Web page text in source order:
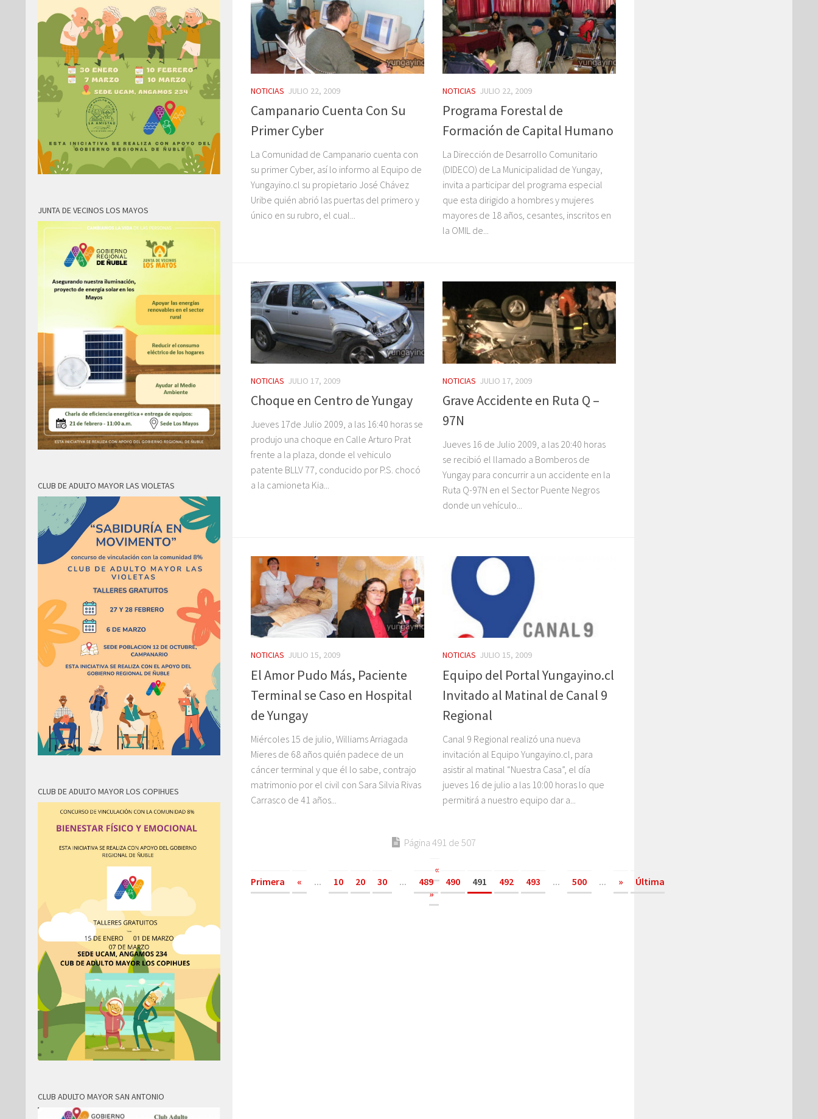
NOTICIAS JULIO 22, 2009
Campanario Cuenta Con Su
Primer Cyber
La Comunidad de Campanario cuenta con
su primer Cyber, así lo informo al Equipo de
Yungayino.cl su propietario José Chávez
Uribe quién abrió las puertas del primero y
único en su rubro, el cual...
NOTICIAS JULIO 22, 2009
Programa Forestal de
Formación de Capital Humano
La Dirección de Desarrollo Comunitario
(DIDECO) de La Municipalidad de Yungay,
invita a participar del programa especial
que esta dirigido a hombres y mujeres
mayores de 18 años, cesantes, inscritos en
la OMIL de...
NOTICIAS JULIO 17, 2009
Choque en Centro de Yungay
Jueves 17de Julio 2009, a las 16:40 horas se
produjo una choque en Calle Arturo Prat
frente a la plaza, donde el vehiculo
patente BLLV 77, conducido por P.S. chocó
a la camioneta Kia...
NOTICIAS JULIO 17, 2009
Grave Accidente en Ruta Q –
97N
Jueves 16 de Julio 2009, a las 20:40 horas
se recibió el llamado a Bomberos de
Yungay para concurrir a un accidente en la
Ruta Q-97N en el Sector Puente Negros
donde un vehículo...
NOTICIAS JULIO 15, 2009
El Amor Pudo Más, Paciente
Terminal se Caso en Hospital
de Yungay
Miércoles 15 de julio, Williams Arriagada
Mieres de 68 años quién padece de un
cáncer terminal y que él lo sabe, contrajo
matrimonio por el civil con Sara Silvia Rivas
Carrasco de 41 años...
NOTICIAS JULIO 15, 2009
Equipo del Portal Yungayino.cl
Invitado al Matinal de Canal 9
Regional
Canal 9 Regional realizó una nueva
invitación al Equipo Yungayino.cl, para
asistir al matinal “Nuestra Casa”, el día
jueves 16 de julio a las 10:00 horas lo que
permitirá a nuestro equipo dar a...
Página 491 de 507
«
Primera
« ... 10 20 30 ... 489 490 491 492 493 ... 500 ... »
Última
»
JUNTA DE VECINOS LOS MAYOS
CLUB DE ADULTO MAYOR LAS VIOLETAS
CLUB DE ADULTO MAYOR LOS COPIHUES
CLUB ADULTO MAYOR SAN ANTONIO